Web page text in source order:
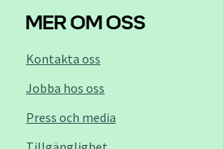
MER OM OSS
Kontakta oss
Jobba hos oss
Press och media